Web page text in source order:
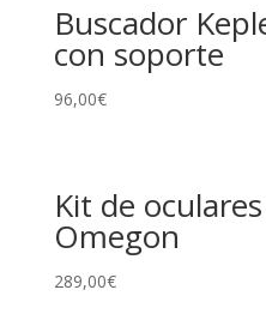
Buscador
con soporte
96,00€
Kit de
Omegon
289,00€